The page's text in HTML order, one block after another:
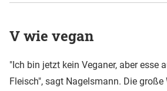
V wie vegan
"Ich bin jetzt kein Veganer, aber esse
Fleisch", sagt Nagelsmann. Die